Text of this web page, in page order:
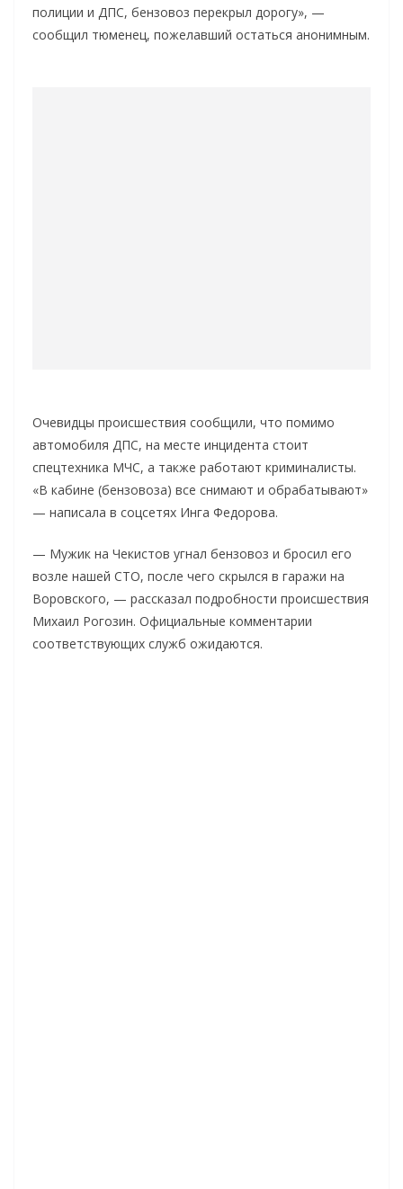
полиции и ДПС, бензовоз перекрыл дорогу», —
сообщил тюменец, пожелавший остаться анонимным.
Очевидцы происшествия сообщили, что помимо
автомобиля ДПС, на месте инцидента стоит
спецтехника МЧС, а также работают криминалисты.
«В кабине (бензовоза) все снимают и обрабатывают»
— написала в соцсетях Инга Федорова.
— Мужик на Чекистов угнал бензовоз и бросил его
возле нашей СТО, после чего скрылся в гаражи на
Воровского, — рассказал подробности происшествия
Михаил Рогозин. Официальные комментарии
соответствующих служб ожидаются.